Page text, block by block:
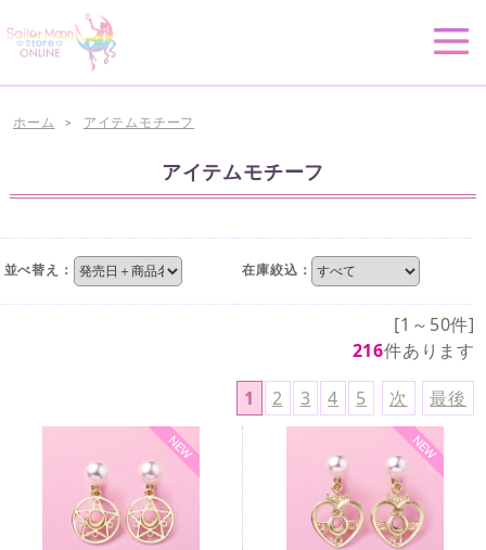
ホーム > アイテムモチーフ
アイテムモチーフ
並べ替え： 在庫絞込：
[1～50件]
216件あります
1
2 3 4 5 次 最後